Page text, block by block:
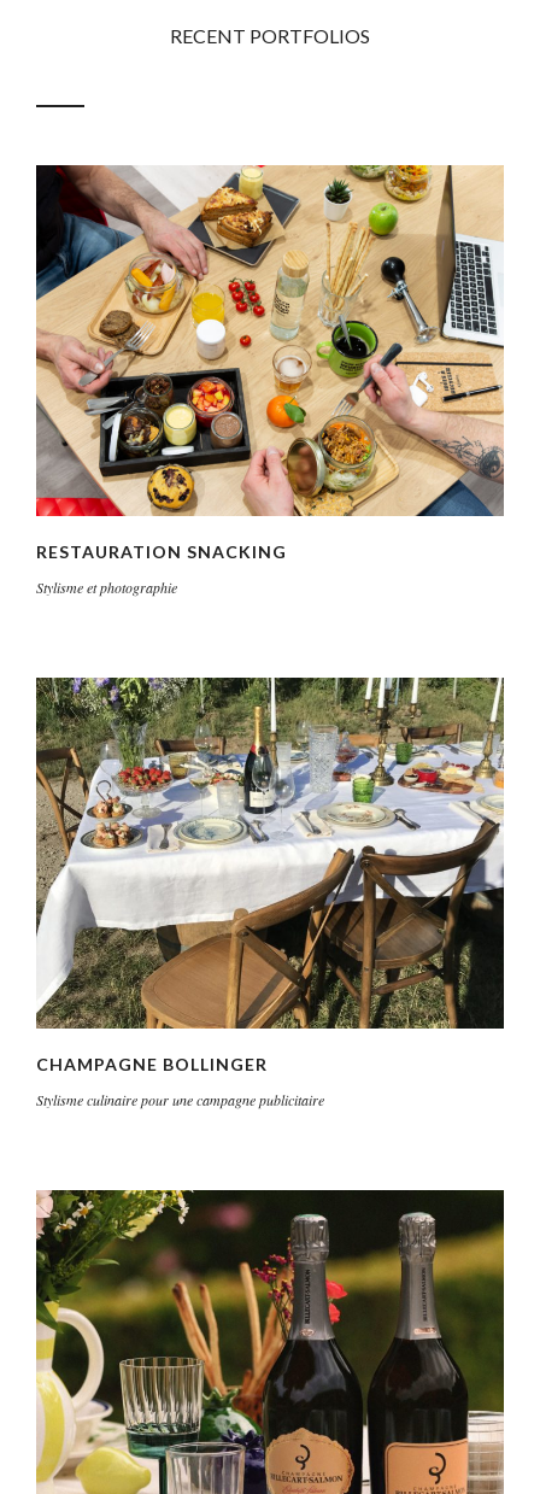
RECENT PORTFOLIOS
RESTAURATION SNACKING
Stylisme et photographie
CHAMPAGNE BOLLINGER
Stylisme culinaire pour une campagne publicitaire